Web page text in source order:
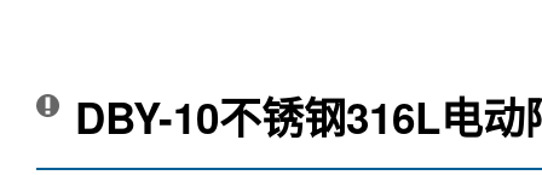
DBY-10不锈钢316L电